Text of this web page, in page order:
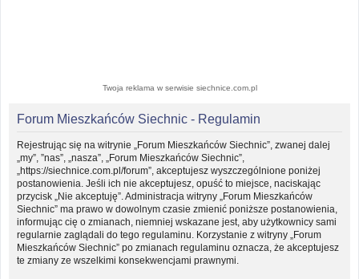
Twoja reklama w serwisie siechnice.com.pl
Forum Mieszkańców Siechnic - Regulamin
Rejestrując się na witrynie „Forum Mieszkańców Siechnic”, zwanej dalej
„my”, ”nas”, „nasza”, „Forum Mieszkańców Siechnic”,
„https://siechnice.com.pl/forum”, akceptujesz wyszczególnione poniżej
postanowienia. Jeśli ich nie akceptujesz, opuść to miejsce, naciskając
przycisk „Nie akceptuję”. Administracja witryny „Forum Mieszkańców
Siechnic” ma prawo w dowolnym czasie zmienić poniższe postanowienia,
informując cię o zmianach, niemniej wskazane jest, aby użytkownicy sami
regularnie zaglądali do tego regulaminu. Korzystanie z witryny „Forum
Mieszkańców Siechnic” po zmianach regulaminu oznacza, że akceptujesz
te zmiany ze wszelkimi konsekwencjami prawnymi.